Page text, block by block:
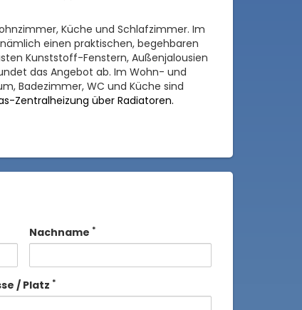
Küche und Schlafzimmer. Im
einen praktischen, begehbaren
Kunststoff-Fenstern, Außenjalousien
das Angebot ab. Im Wohn- und
Badezimmer, WC und Küche sind
Zentralheizung über Radiatoren.
Nachname *
/ Platz *